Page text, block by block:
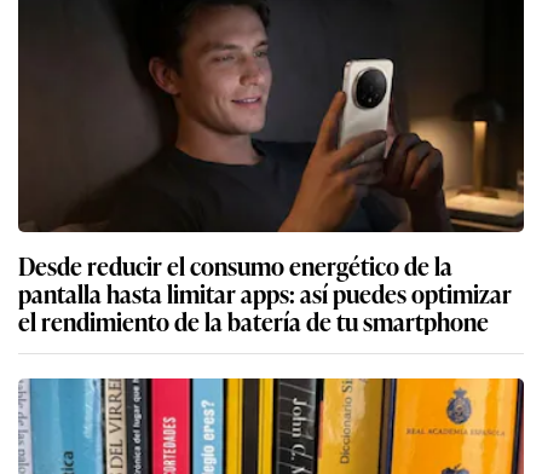
Desde reducir el consumo energético de la
pantalla hasta limitar apps: así puedes optimizar
el rendimiento de la batería de tu smartphone